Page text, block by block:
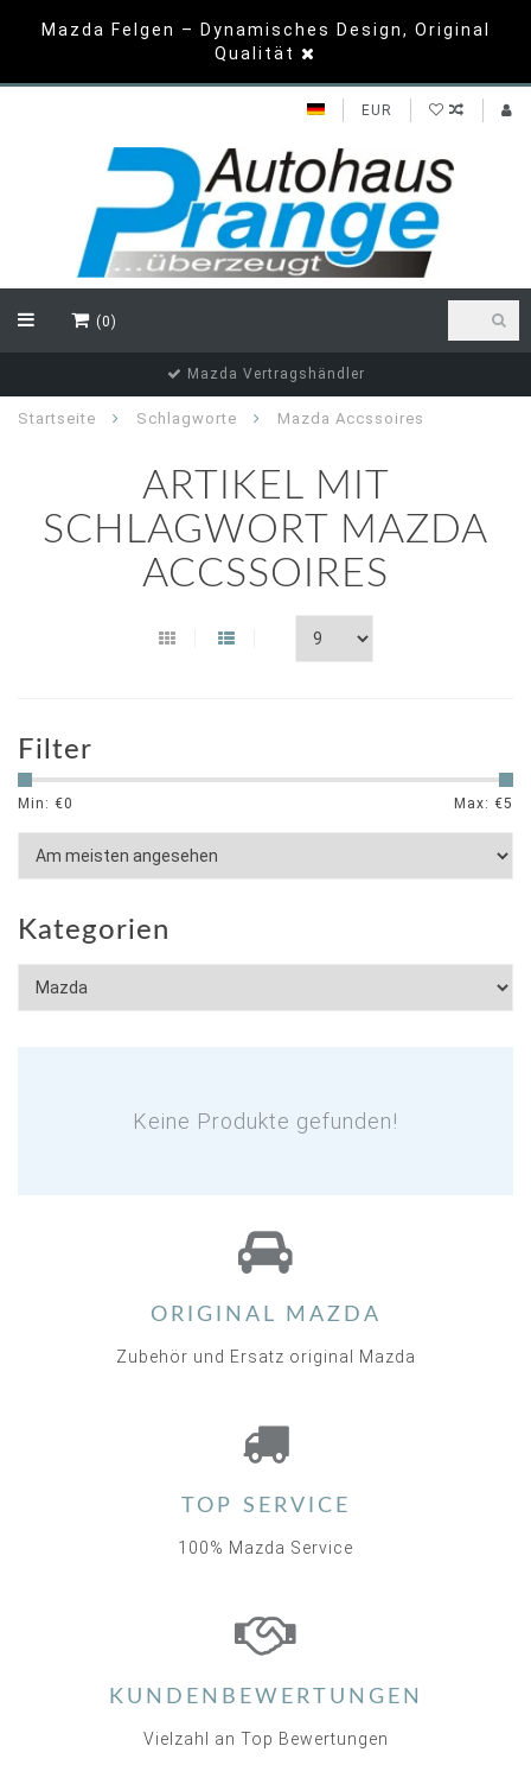
Mazda Felgen – Dynamisches Design, Original
Qualität
EUR
(0)
Mazda Vertragshändler
Startseite Schlagworte Mazda Accssoires
ARTIKEL MIT
SCHLAGWORT MAZDA
ACCSSOIRES
Filter
Min: €0 Max: €5
Kategorien
Keine Produkte gefunden!
ORIGINAL MAZDA
Zubehör und Ersatz original Mazda
TOP SERVICE
100% Mazda Service
KUNDENBEWERTUNGEN
Vielzahl an Top Bewertungen